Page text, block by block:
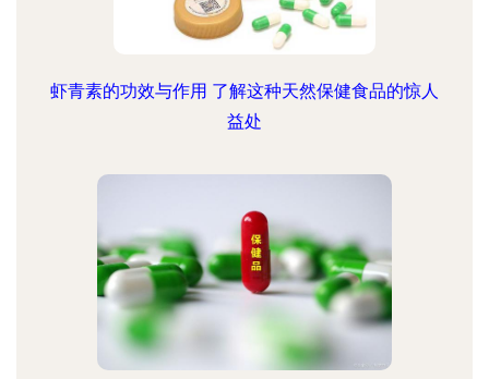
虾青素的功效与作用 了解这种天然保健食品的惊人
益处